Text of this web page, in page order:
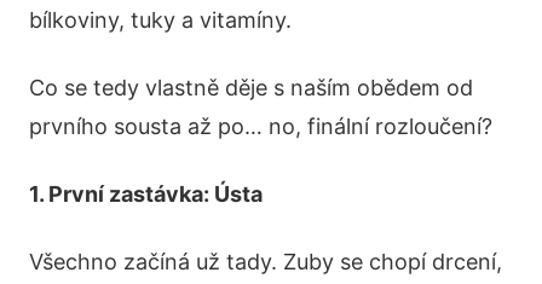
bílkoviny, tuky a vitamíny.
Co se tedy vlastně děje s naším obědem od
prvního sousta až po… no, finální rozloučení?
1. První zastávka: Ústa
Všechno začíná už tady. Zuby se chopí drcení,